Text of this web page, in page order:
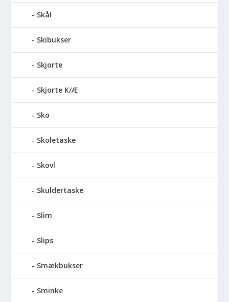
Skål
Skibukser
Skjorte
Skjorte K/Æ
Sko
Skoletaske
Skovl
Skuldertaske
Slim
Slips
Smækbukser
Sminke